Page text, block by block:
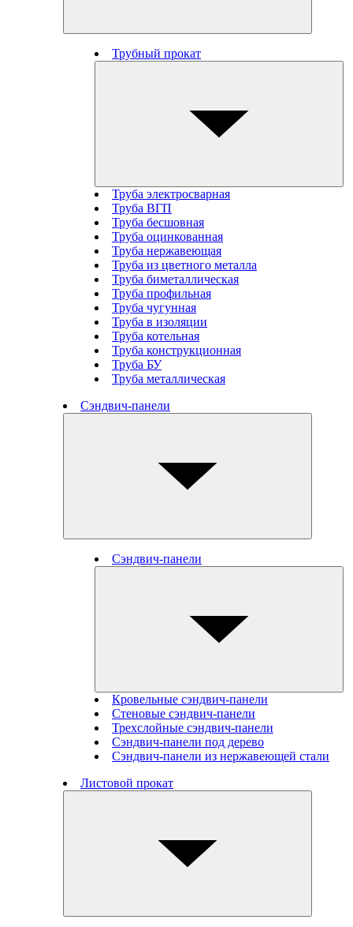
Трубный прокат
Труба электросварная
Труба ВГП
Труба бесшовная
Труба оцинкованная
Труба нержавеющая
Труба из цветного металла
Труба биметаллическая
Труба профильная
Труба чугунная
Труба в изоляции
Труба котельная
Труба конструкционная
Труба БУ
Труба металлическая
Сэндвич-панели
Сэндвич-панели
Кровельные сэндвич-панели
Стеновые cэндвич-панели
Трехслойные сэндвич-панели
Сэндвич-панели под дерево
Сэндвич-панели из нержавеющей стали
Листовой прокат